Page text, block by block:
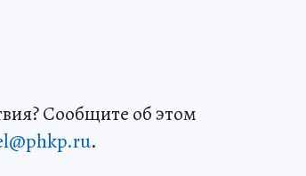
Сообщите об этом
.